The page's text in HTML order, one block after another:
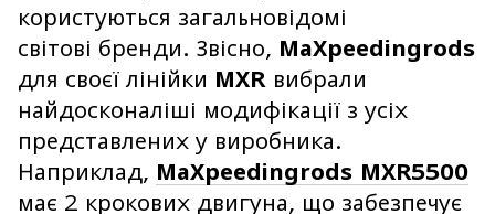
користуються загальновідомі
світові бренди. Звісно, MaXpeedingrods
для своєї лінійки MXR вибрали
найдосконаліші модифікації з усіх
представлених у виробника.
Наприклад, MaXpeedingrods MXR5500
має 2 крокових двигуна, що забезпечує